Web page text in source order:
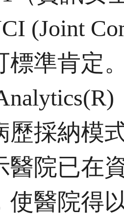
(Joint
標準肯定
歷採納模
醫院已在
使醫院得